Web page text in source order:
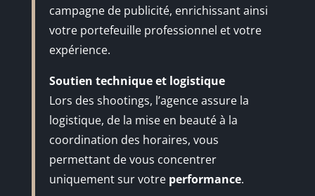
campagne de publicité, enrichissant ainsi
votre portefeuille professionnel et votre
expérience.
Soutien technique et logistique
Lors des shootings, l’agence assure la
logistique, de la mise en beauté à la
coordination des horaires, vous
permettant de vous concentrer
uniquement sur votre performance.